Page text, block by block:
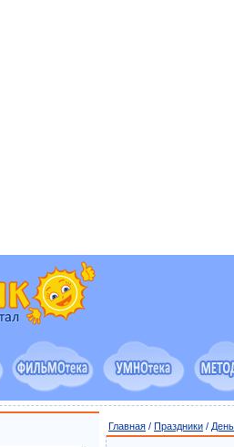
Главная / Праздники /